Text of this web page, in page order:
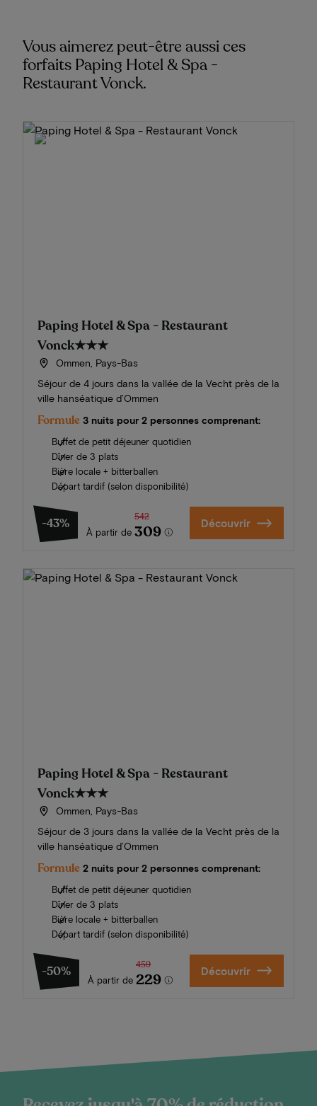
Vous aimerez peut-être aussi ces
forfaits Paping Hotel & Spa -
Restaurant Vonck.
Paping Hotel & Spa - Restaurant
Vonck★★★
Ommen, Pays-Bas
Séjour de 4 jours dans la vallée de la Vecht près de la
ville hanséatique d’Ommen
Formule 3 nuits pour 2 personnes comprenant:
Buffet de petit déjeuner quotidien
Dîner de 3 plats
Bière locale + bitterballen
Départ tardif (selon disponibilité)
-43%
À partir de
542
309 Découvrir
Paping Hotel & Spa - Restaurant
Vonck★★★
Ommen, Pays-Bas
Séjour de 3 jours dans la vallée de la Vecht près de la
ville hanséatique d’Ommen
Formule 2 nuits pour 2 personnes comprenant:
Buffet de petit déjeuner quotidien
Dîner de 3 plats
Bière locale + bitterballen
Départ tardif (selon disponibilité)
-50%
À partir de
459
229 Découvrir